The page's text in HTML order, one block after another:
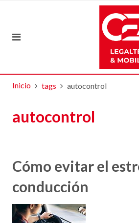
Inicio tags autocontrol
autocontrol
Cómo evitar el
conducción